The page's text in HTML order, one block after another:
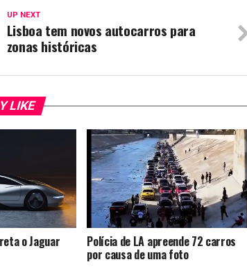
UP NEXT
Lisboa tem novos autocarros para
zonas históricas
LIKE
o Jaguar Polícia de LA apreende 72 carros
por causa de uma foto